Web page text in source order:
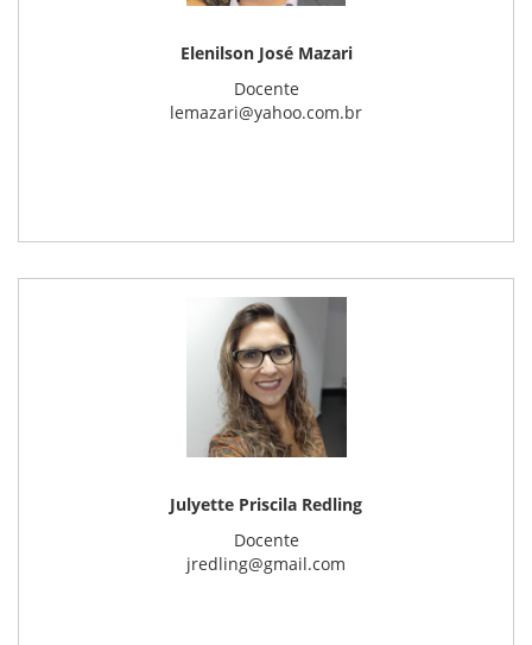
Elenilson José Mazari
Docente
lemazari@yahoo.com.br
Julyette Priscila Redling
Docente
jredling@gmail.com